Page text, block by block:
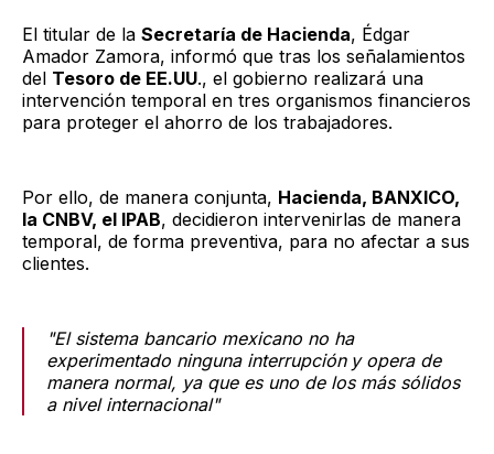
El titular de la Secretaría de Hacienda, Édgar
Amador Zamora, informó que tras los señalamientos
del Tesoro de EE.UU., el gobierno realizará una
intervención temporal en tres organismos financieros
para proteger el ahorro de los trabajadores.
Por ello, de manera conjunta, Hacienda, BANXICO,
la CNBV, el IPAB, decidieron intervenirlas de manera
temporal, de forma preventiva, para no afectar a sus
clientes.
"El sistema bancario mexicano no ha
experimentado ninguna interrupción y opera de
manera normal, ya que es uno de los más sólidos
a nivel internacional"